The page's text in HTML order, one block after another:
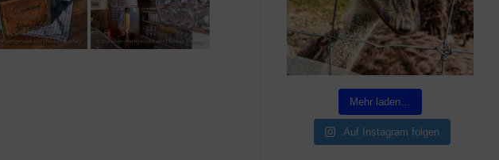
Mehr laden…
Auf Instagram folgen